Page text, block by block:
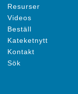
Resurser
Videos
Beställ
Kateketnytt
Kontakt
Sök